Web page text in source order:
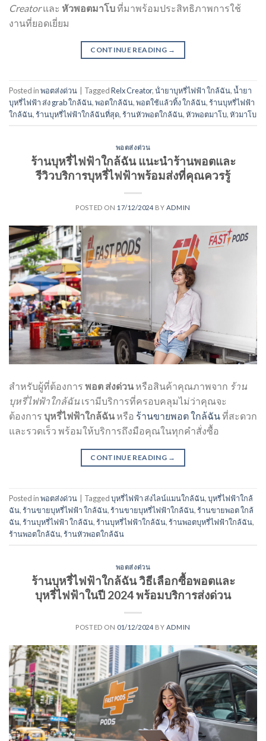
Creatorและ หัวพอตมาโบที่มาพร้อมประสิทธิภาพการใช้
งานที่ยอดเยี่ยม
CONTINUE READING →
Posted inพอตส่งด่วน TaggedRelx Creator,น้ํายาบุหรี่ไฟฟ้า ใกล้ฉัน,น้ำยา
บุหรี่ไฟฟ้า ส่ง grab ใกล้ฉัน,พอตใกล้ฉัน,พอตใช้แล้วทิ้ง ใกล้ฉัน,ร้านบุหรี่ไฟฟ้า
ใกล้ฉัน,ร้านบุหรี่ไฟฟ้าใกล้ฉันที่สุด,ร้านหัวพอตใกล้ฉัน,หัวพอตมาโบ,หัวมาโบ
พอตส่งด่วน
ร้านบุหรี่ไฟฟ้าใกล้ฉัน แนะนำร้านพอตและ
รีวิวบริการบุหรี่ไฟฟ้าพร้อมส่งที่คุณควรรู้
POSTED ON 17/12/2024 BY ADMIN
สำหรับผู้ที่ต้องการ พอต ส่งด่วน หรือสินค้าคุณภาพจาก ร้าน
บุหรี่ไฟฟ้าใกล้ฉัน เรามีบริการที่ครอบคลุมไม่ว่าคุณจะ
ต้องการ บุหรี่ไฟฟ้าใกล้ฉัน หรือ ร้านขายพอต ใกล้ฉันที่สะดวก
และรวดเร็ว พร้อมให้บริการถึงมือคุณในทุกคำสั่งซื้อ
CONTINUE READING →
Posted inพอตส่งด่วน Taggedบุหรี่ไฟฟ้า ส่งไลน์แมนใกล้ฉัน,บุหรี่ไฟฟ้าใกล้
ฉัน,ร้านขายบุหรี่ไฟฟ้า ใกล้ฉัน,ร้านขายบุหรี่ไฟฟ้าใกล้ฉัน,ร้านขายพอต ใกล้
ฉัน,ร้านบุหรี่ไฟฟ้า ใกล้ฉัน,ร้านบุหรี่ไฟฟ้าใกล้ฉัน,ร้านพอตบุหรี่ไฟฟ้าใกล้ฉัน,
ร้านพอตใกล้ฉัน,ร้านหัวพอตใกล้ฉัน
พอตส่งด่วน
ร้านบุหรี่ไฟฟ้าใกล้ฉัน วิธีเลือกซื้อพอตและ
บุหรี่ไฟฟ้าในปี 2024 พร้อมบริการส่งด่วน
POSTED ON 01/12/2024 BY ADMIN